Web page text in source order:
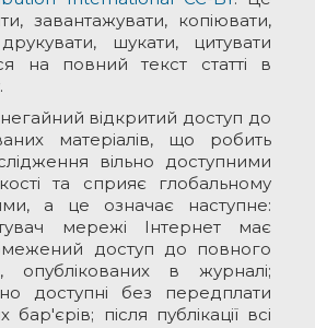
завантажувати, копіювати,
шукати, цитувати
на повний текст статті в
відкритий доступ до
матеріалів, що робить
вільно доступними
та сприяє глобальному
а це означає наступне:
мережі Інтернет має
доступ до повного
опублікованих в журналі;
доступні без передплати
після публікації всі